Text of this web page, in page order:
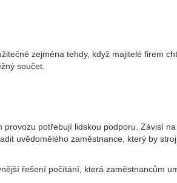
zejména tehdy, když majitelé firem
součet.
potřebují lidskou podporu. Závisí
uvědomělého zaměstnance, který by stroj
řešení počítání, která zaměstnancům